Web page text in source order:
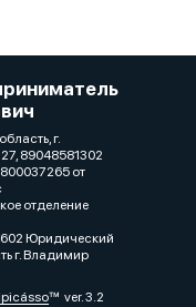
г.
89048581302
от
отделение
Юридический
г. Владимир
ver. 3.2